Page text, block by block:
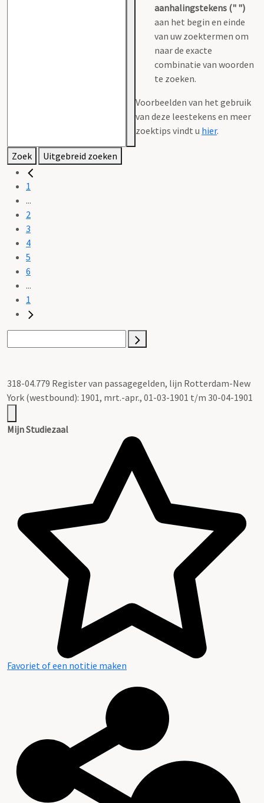
aanhalingstekens (" ")
aan het begin en einde
van uw zoektermen om
naar de exacte
combinatie van woorden
te zoeken.
Voorbeelden van het gebruik
van deze leestekens en meer
zoektips vindt u hier.
Zoek Uitgebreid zoeken
1
...
2
3
4
5
6
...
1
318-04.779 Register van passagegelden, lijn Rotterdam-New
York (westbound): 1901, mrt.-apr., 01-03-1901 t/m 30-04-1901
Mijn Studiezaal
Favoriet of een notitie maken